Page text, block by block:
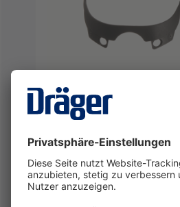
E-Set HPS 7000
Nackenschutzhalter H1
R79229
Anmelden
oderRegistrieren